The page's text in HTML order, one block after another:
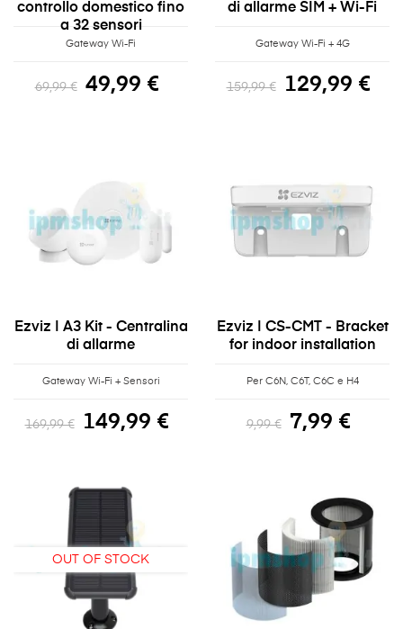
controllo domestico fino
a 32 sensori
Gateway Wi-Fi
69,99 € 49,99 €
di allarme SIM + Wi-Fi
Gateway Wi-Fi + 4G
159,99 € 129,99 €
Ezviz | A3 Kit - Centralina
di allarme
Gateway Wi-Fi + Sensori
169,99 € 149,99 €
Ezviz | CS-CMT - Bracket
for indoor installation
Per C6N, C6T, C6C e H4
9,99 € 7,99 €
OUT OF STOCK